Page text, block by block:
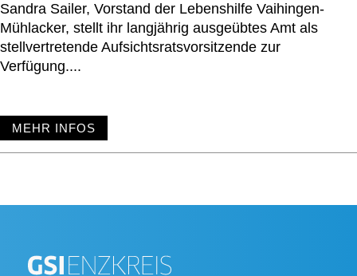
Sandra Sailer, Vorstand der Lebenshilfe Vaihingen-
Mühlacker, stellt ihr langjährig ausgeübtes Amt als
stellvertretende Aufsichtsratsvorsitzende zur
Verfügung....
MEHR INFOS